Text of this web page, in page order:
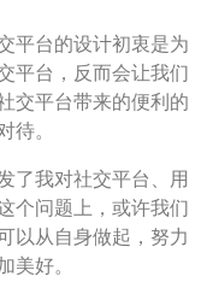
平台的设计初衷是为
平台，反而会让我们
交平台带来的便利的
。
了我对社交平台、用
个问题上，或许我们
以从自身做起，努力
好。